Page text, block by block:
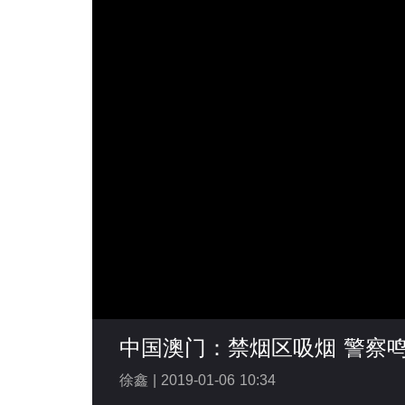
中国澳门：禁烟区吸烟 警察
徐鑫 | 2019-01-06 10:34